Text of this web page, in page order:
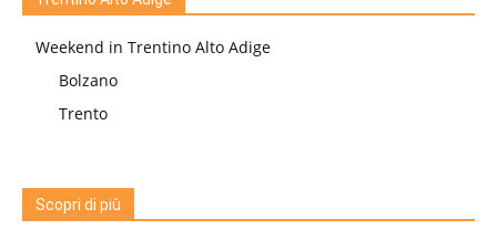
Weekend in Trentino Alto Adige
Bolzano
Trento
Scopri di più